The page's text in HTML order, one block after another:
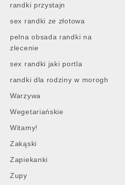
randki przystajn
sex randki ze złotowa
pelna obsada randki na
zlecenie
sex randki jaki portla
randki dla rodziny w morogh
Warzywa
Wegetariańskie
Witamy!
Zakąski
Zapiekanki
Zupy